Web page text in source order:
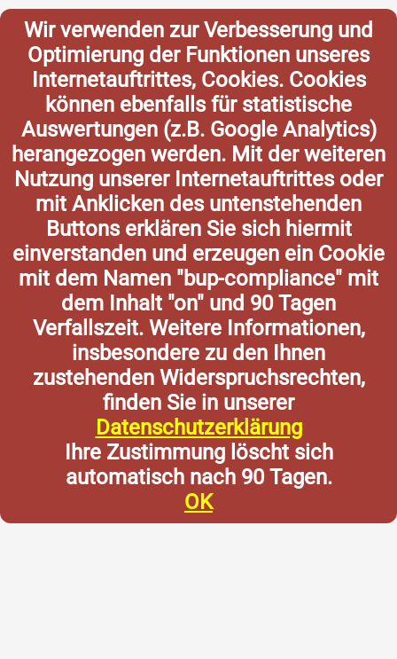
Wir verwenden zur Verbesserung und
Optimierung der Funktionen unseres
Internetauftrittes, Cookies. Cookies
können ebenfalls für statistische
Auswertungen (z.B. Google Analytics)
herangezogen werden. Mit der weiteren
Nutzung unserer Internetauftrittes oder
mit Anklicken des untenstehenden
Buttons erklären Sie sich hiermit
einverstanden und erzeugen ein Cookie
mit dem Namen "bup-compliance" mit
dem Inhalt "on" und 90 Tagen
Verfallszeit. Weitere Informationen,
insbesondere zu den Ihnen
zustehenden Widerspruchsrechten,
finden Sie in unserer
Datenschutzerklärung
Ihre Zustimmung löscht sich
automatisch nach 90 Tagen.
OK